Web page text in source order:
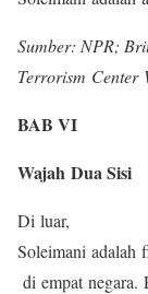
Sumber: NPR;
Terrorism Center
BAB VI
Wajah Dua Sisi
Di luar,
Soleimani adalah
di empat negara.